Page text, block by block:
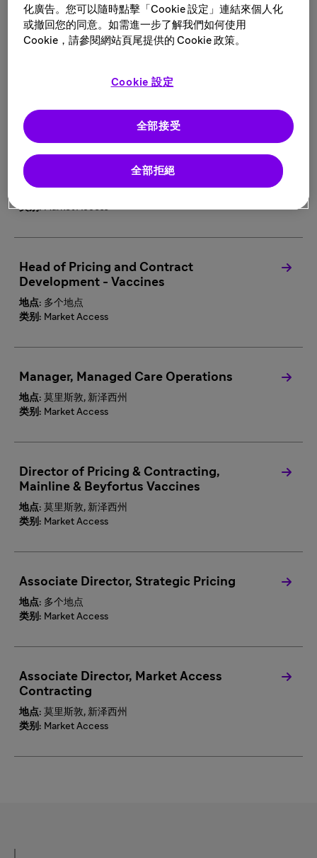
City: 莫里斯敦, 新泽西州, 美国
Director, Value and Access –
PEDs/TDAP/Meningitis - Vaccines
类别:Market Access
Head of Pricing and Contract
Development - Vaccines
地点: 多个地点
类别: Market Access
Manager, Managed Care Operations
地点: 莫里斯敦, 新泽西州
类别: Market Access
Director of Pricing & Contracting,
Mainline & Beyfortus Vaccines
地点: 莫里斯敦, 新泽西州
类别: Market Access
Associate Director, Strategic Pricing
地点: 多个地点
类别: Market Access
Associate Director, Market Access
Contracting
地点: 莫里斯敦, 新泽西州
类别: Market Access
化廣告。您可以隨時點擊「Cookie 設定」連結來個人化
或撤回您的同意。如需進一步了解我們如何使用
Cookie，請參閱網站頁尾提供的 Cookie 政策。
Cookie 設定
全部拒絕
全部接受